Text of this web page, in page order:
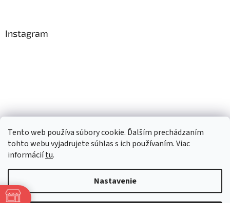
Tento web používa súbory cookie. Ďalším prechádzaním
tohto webu vyjadrujete súhlas s ich používaním. Viac
informáciítu.
Nastavenie
Instagram
Sledovať na Instagrame